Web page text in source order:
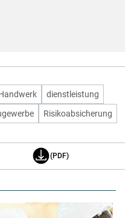
dienstleistung
Risikoabsicherung
(PDF)